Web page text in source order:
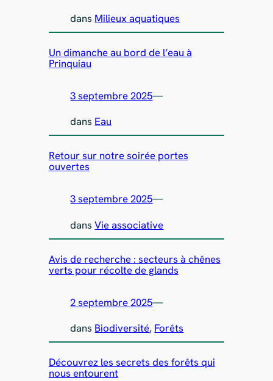
dans Milieux aquatiques
Un dimanche au bord de l’eau à
Prinquiau
3 septembre 2025—
dans Eau
Retour sur notre soirée portes
ouvertes
3 septembre 2025—
dansVie associative
Avis de recherche : secteurs à chênes
verts pour récolte de glands
2 septembre 2025—
dans Biodiversité, Forêts
Découvrez les secrets des forêts qui
nous entourent